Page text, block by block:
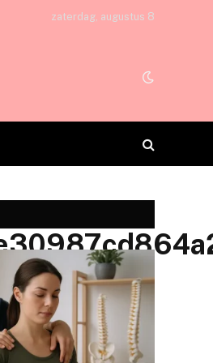
zaterdag, augustus 8